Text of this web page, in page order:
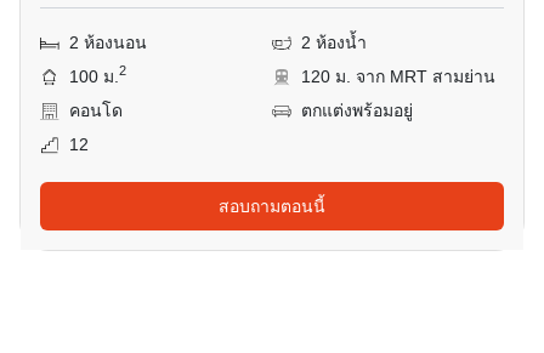
2 ห้องนอน
2 ห้องน้ำ
100 ม.2
120 ม. จาก MRT สามย่าน
คอนโด
ตกแต่งพร้อมอยู่
12
สอบถามตอนนี้